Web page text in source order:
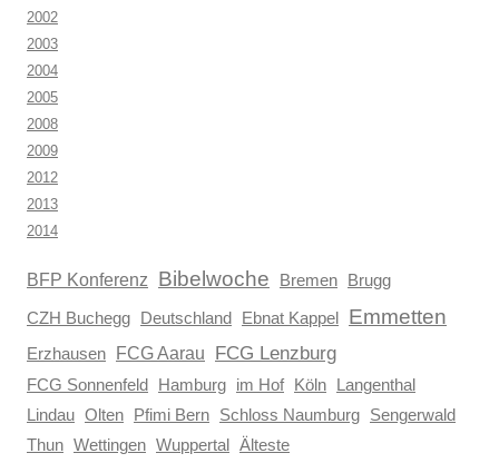
2002
2003
2004
2005
2008
2009
2012
2013
2014
BFP Konferenz Bibelwoche Bremen Brugg
CZH Buchegg Deutschland Ebnat Kappel Emmetten
Erzhausen FCG Aarau FCG Lenzburg
FCG Sonnenfeld Hamburg im Hof Köln
Langenthal
Lindau Olten Pfimi Bern Schloss Naumburg
Sengerwald
Thun Wettingen Wuppertal Älteste